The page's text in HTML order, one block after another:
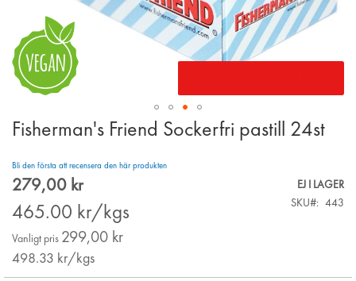
Skip
of
the
images
gallery
Fisherman's Friend Sockerfri pastill 24st
Bli den första att recensera den här produkten
Special
279,00 kr
465.00 kr/kgs
Vanligt pris 299,00 kr
498.33 kr/kgs
EJ I LAGER
SKU
443